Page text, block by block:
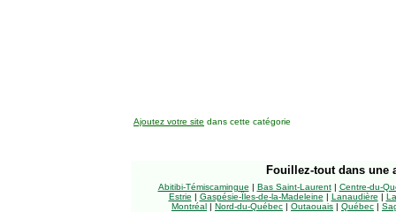
Ajoutez votre site dans cette catégorie
Fouillez-tout dans une
Abitibi-Témiscamingue | Bas Saint-Laurent| Centre-du-
Estrie | Gaspésie-Îles-de-la-Madeleine | Lanaudière |
Montréal | Nord-du-Québec | Outaouais | Québec |